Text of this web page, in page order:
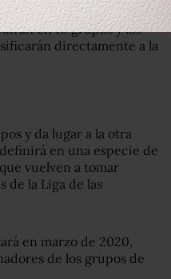
en el que todos
en 10 grupos y los
directamente a la
y da lugar a la otra
en una especie de
vuelven a tomar
de la Liga de las
en marzo de 2020,
de los grupos de